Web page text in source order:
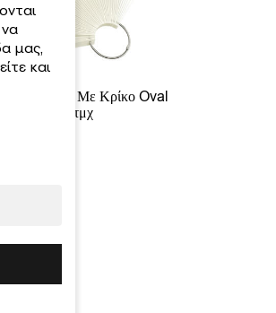
Με Κρίκο Oval
Natural 50τμχ
μας,
και